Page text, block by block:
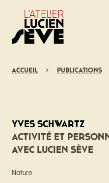
Accueil Publications
Yves Schwartz
Activité et
avec Lucien Sève
Nature